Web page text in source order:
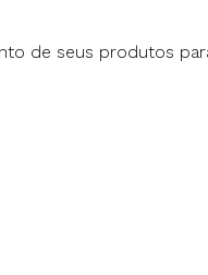
de seus produtos